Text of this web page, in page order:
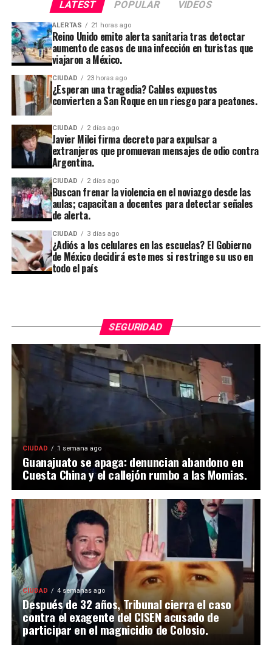
LATEST POPULAR VIDEOS
ALERTAS 21 horas ago
Reino Unido emite alerta sanitaria tras detectar
aumento de casos de una infección en turistas que
viajaron a México.
CIUDAD 23 horas ago
¿Esperan una tragedia? Cables expuestos
convierten a San Roque en un riesgo para peatones.
CIUDAD 2 días ago
Javier Milei firma decreto para expulsar a
extranjeros que promuevan mensajes de odio contra
Argentina.
CIUDAD 2 días ago
Buscan frenar la violencia en el noviazgo desde las
aulas; capacitan a docentes para detectar señales
de alerta.
CIUDAD 3 días ago
¿Adiós a los celulares en las escuelas? El Gobierno
de México decidirá este mes si restringe su uso en
todo el país
SEGURIDAD
CIUDAD 1 semana ago
Guanajuato se apaga: denuncian abandono en
Cuesta China y el callejón rumbo a las Momias.
CIUDAD 4 semanas ago
Después de 32 años, Tribunal cierra el caso
contra el exagente del CISEN acusado de
participar en el magnicidio de Colosio.